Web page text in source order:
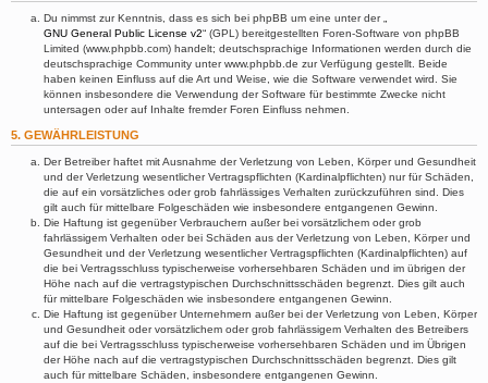
Du nimmst zur Kenntnis, dass es sich bei phpBB um eine unter der „
GNU General Public License v2“ (GPL) bereitgestellten Foren-Software von phpBB
Limited (www.phpbb.com) handelt; deutschsprachige Informationen werden durch die
deutschsprachige Community unter www.phpbb.de zur Verfügung gestellt. Beide
haben keinen Einfluss auf die Art und Weise, wie die Software verwendet wird. Sie
können insbesondere die Verwendung der Software für bestimmte Zwecke nicht
untersagen oder auf Inhalte fremder Foren Einfluss nehmen.
5. GEWÄHRLEISTUNG
Der Betreiber haftet mit Ausnahme der Verletzung von Leben, Körper und Gesundheit
und der Verletzung wesentlicher Vertragspflichten (Kardinalpflichten) nur für Schäden,
die auf ein vorsätzliches oder grob fahrlässiges Verhalten zurückzuführen sind. Dies
gilt auch für mittelbare Folgeschäden wie insbesondere entgangenen Gewinn.
Die Haftung ist gegenüber Verbrauchern außer bei vorsätzlichem oder grob
fahrlässigem Verhalten oder bei Schäden aus der Verletzung von Leben, Körper und
Gesundheit und der Verletzung wesentlicher Vertragspflichten (Kardinalpflichten) auf
die bei Vertragsschluss typischerweise vorhersehbaren Schäden und im übrigen der
Höhe nach auf die vertragstypischen Durchschnittsschäden begrenzt. Dies gilt auch
für mittelbare Folgeschäden wie insbesondere entgangenen Gewinn.
Die Haftung ist gegenüber Unternehmern außer bei der Verletzung von Leben, Körper
und Gesundheit oder vorsätzlichem oder grob fahrlässigem Verhalten des Betreibers
auf die bei Vertragsschluss typischerweise vorhersehbaren Schäden und im Übrigen
der Höhe nach auf die vertragstypischen Durchschnittsschäden begrenzt. Dies gilt
auch für mittelbare Schäden, insbesondere entgangenen Gewinn.